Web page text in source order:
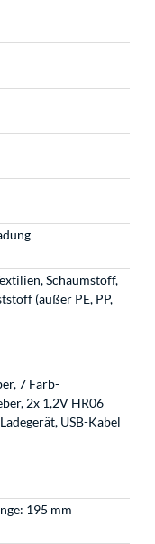
Schaumstoff,
(außer PE, PP,
7 Farb-
2x 1,2V HR06
USB-Kabel
195 mm